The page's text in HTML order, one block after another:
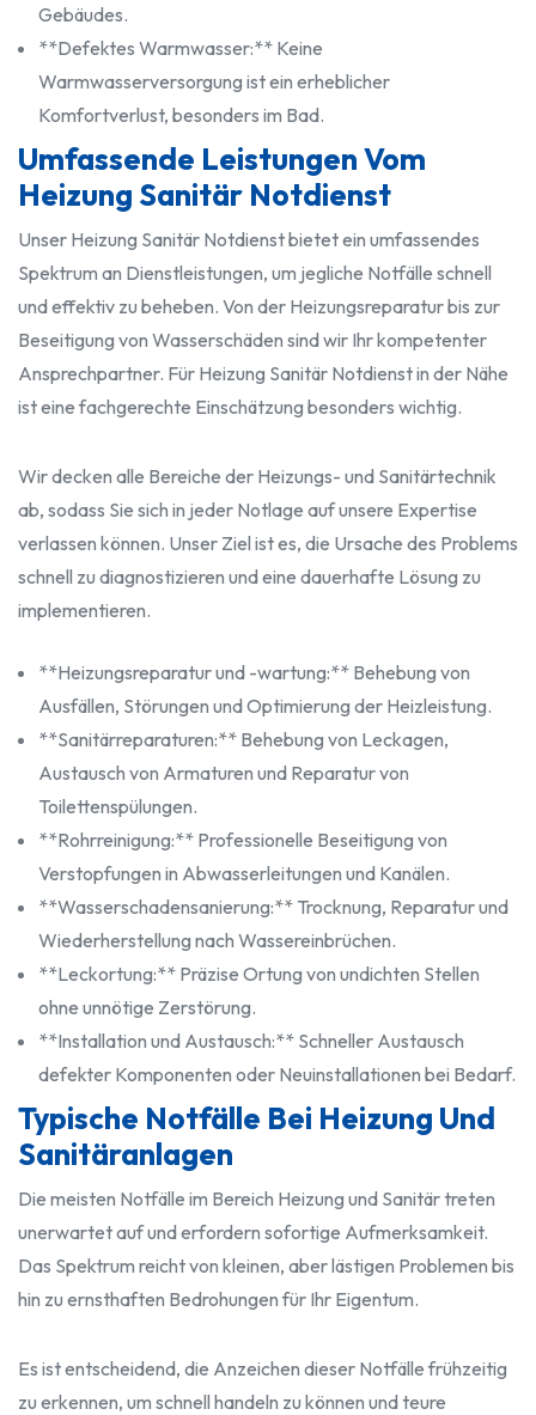
Gebäudes.
**Defektes Warmwasser:** Keine
Warmwasserversorgung ist ein erheblicher
Komfortverlust, besonders im Bad.
Umfassende Leistungen Vom
Heizung Sanitär Notdienst
Unser Heizung Sanitär Notdienst bietet ein umfassendes
Spektrum an Dienstleistungen, um jegliche Notfälle schnell
und effektiv zu beheben. Von der Heizungsreparatur bis zur
Beseitigung von Wasserschäden sind wir Ihr kompetenter
Ansprechpartner. Für Heizung Sanitär Notdienst in der Nähe
ist eine fachgerechte Einschätzung besonders wichtig.
Wir decken alle Bereiche der Heizungs- und Sanitärtechnik
ab, sodass Sie sich in jeder Notlage auf unsere Expertise
verlassen können. Unser Ziel ist es, die Ursache des Problems
schnell zu diagnostizieren und eine dauerhafte Lösung zu
implementieren.
**Heizungsreparatur und -wartung:** Behebung von
Ausfällen, Störungen und Optimierung der Heizleistung.
**Sanitärreparaturen:** Behebung von Leckagen,
Austausch von Armaturen und Reparatur von
Toilettenspülungen.
**Rohrreinigung:** Professionelle Beseitigung von
Verstopfungen in Abwasserleitungen und Kanälen.
**Wasserschadensanierung:** Trocknung, Reparatur und
Wiederherstellung nach Wassereinbrüchen.
**Leckortung:** Präzise Ortung von undichten Stellen
ohne unnötige Zerstörung.
**Installation und Austausch:** Schneller Austausch
defekter Komponenten oder Neuinstallationen bei Bedarf.
Typische Notfälle Bei Heizung Und
Sanitäranlagen
Die meisten Notfälle im Bereich Heizung und Sanitär treten
unerwartet auf und erfordern sofortige Aufmerksamkeit.
Das Spektrum reicht von kleinen, aber lästigen Problemen bis
hin zu ernsthaften Bedrohungen für Ihr Eigentum.
Es ist entscheidend, die Anzeichen dieser Notfälle frühzeitig
zu erkennen, um schnell handeln zu können und teure